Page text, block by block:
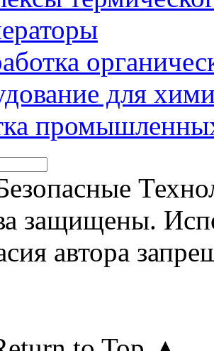
для
защищены.
автора